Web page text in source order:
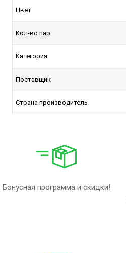
Цвет
Кол-во пар
Категория
Поставщик
Страна производитель
Бонусная программа и скидки!